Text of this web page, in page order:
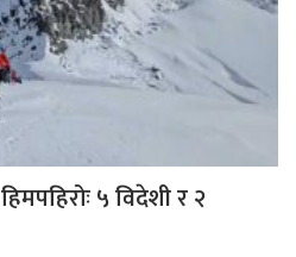
५ विदेशी र २